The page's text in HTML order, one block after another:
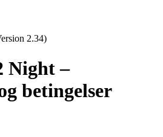
2.34)
Night –
betingelser